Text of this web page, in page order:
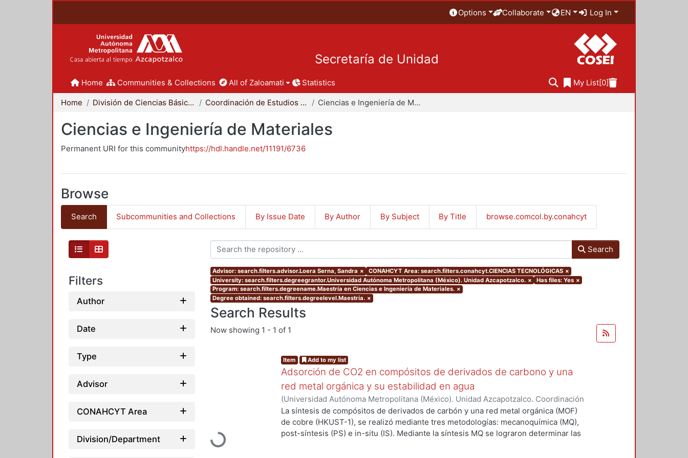
Options Collaborate EN Log In
Secretaría de Unidad
Home Communities & Collections All of Zaloamati Statistics My List[0]
Home División de Ciencias Básicas e Ingeniería Coordinación de Estudios de Posgrado - CBI Ciencias e Ingeniería de Materiales
Ciencias e Ingeniería de Materiales
Permanent URI for this communityhttps://hdl.handle.net/11191/6736
Browse
Search Subcommunities and Collections By Issue Date By Author By Subject By Title browse.comcol.by.conahcyt
Filters
Author
Date
Type
Advisor
CONAHCYT Area
Division/Department
Search
Advisor: search.filters.advisor.Loera Serna, Sandra × CONAHCYT Area: search.filters.conahcyt.CIENCIAS TECNOLÓGICAS ×
University: search.filters.degreegrantor.Universidad Autónoma Metropolitana (México). Unidad Azcapotzalco. × Has files: Yes ×
Program: search.filters.degreename.Maestría en Ciencias e Ingeniería de Materiales. ×
Degree obtained: search.filters.degreelevel.Maestría. ×
Search Results
Now showing 1 - 1 of 1
Loading...
Item Add to my list
Adsorción de CO2 en compósitos de derivados de carbono y una
red metal orgánica y su estabilidad en agua
(Universidad Autónoma Metropolitana (México). Unidad Azcapotzalco. Coordinación
de Servicios de Información.,2019-06)Cortés Suárez, Jonathan
La síntesis de compósitos de derivados de carbón y una red metal orgánica (MOF)
de cobre (HKUST-1), se realizó mediante tres metodologías: mecanoquímica (MQ),
post-síntesis (PS) e in-situ (IS). Mediante la síntesis MQ se lograron determinar las